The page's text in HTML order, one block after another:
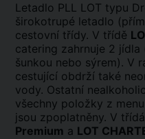
Letadlo PLL LOT typu
širokotrupé letadlo
cestovní třídy. V třídě
catering zahrnuje 2
šunkou nebo sýrem). V
cestující obdrží také
vody. Ostatní
všechny položky z
jsou zpoplatněny. V
Premium a LOT